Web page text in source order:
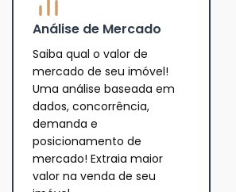
Análise de Mercado
Saiba qual o valor de
mercado de seu imóvel!
Uma análise baseada em
dados, concorrência,
demanda e
posicionamento de
mercado! Extraia maior
valor na venda de seu